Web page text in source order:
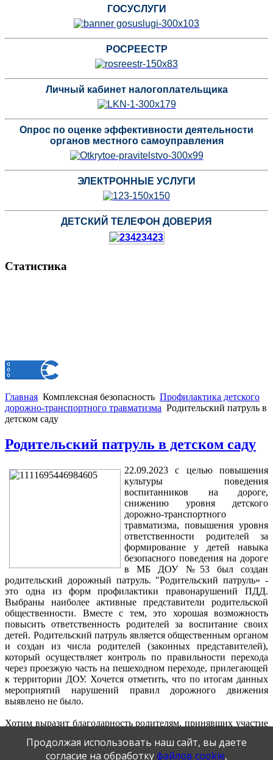
ГОСУСЛУГИ
РОСРЕЕСТР
Личный кабинет налогоплательщика
Опрос по оценке эффективности деятельности
органов местного самоуправления
ЭЛЕКТРОННЫЕ УСЛУГИ
ДЕТСКИЙ ТЕЛЕФОН ДОВЕРИЯ
Статистика
Главная Комплексная безопасность Профилактика детского
дорожно-транспортного травматизма Родительский патруль в
детском саду
Родительский патруль в детском саду
22.09.2023 с целью повышения
культуры поведения
воспитанников на дороге,
снижению уровня детского
дорожно-транспортного
травматизма, повышения уровня
ответственности родителей за
формирование у детей навыка
безопасного поведения на дороге
в МБ ДОУ №53 был создан
родительский дорожный патруль. "Родительский патруль» -
это одна из форм профилактики правонарушений ПДД.
Выбраны наиболее активные представители родительской
общественности. Вместе с тем, это хорошая возможность
повысить ответственность родителей за воспитание своих
детей. Родительский патруль является общественным органом
и создан из числа родителей (законных представителей),
который осуществляет контроль по правильности перехода
через проезжую часть на пешеходном переходе, прилегающей
к территории ДОУ. Хочется отметить, что по итогам данных
мероприятий нарушений правил дорожного движения
выявлено не было.
Хотим выразит благодарность родителям, принявших участие
Подготовила Коровина А.С.
Продолжая использовать наш сайт, вы даете
согласие на обработкуфайлов cookie,